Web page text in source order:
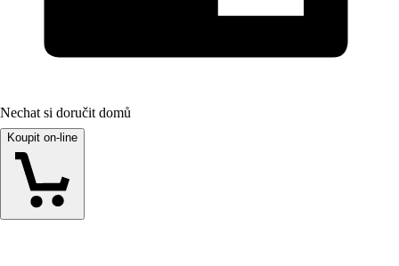
Nechat si doručit domů
Koupit on-line